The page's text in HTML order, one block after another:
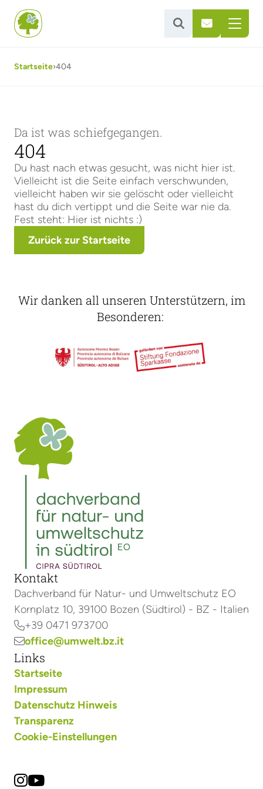
 
Startseite›404
Da ist was schiefgegangen.
404
Du hast nach etwas gesucht, was nicht hier ist.
Vielleicht ist die Seite einfach verschwunden,
vielleicht haben wir sie gelöscht oder vielleicht
hast du dich vertippt und die Seite war nie da.
Fest steht: Hier ist nichts :)
Zurück zur Startseite
Wir danken all unseren Unterstützern, im
Besonderen:
Kontakt
Dachverband für Natur- und Umweltschutz EO
Kornplatz 10, 39100 Bozen (Südtirol) - BZ - Italien
+39 0471 973700
office@umwelt.bz.it
Links
Startseite
Impressum
Datenschutz Hinweis
Transparenz
Cookie-Einstellungen
